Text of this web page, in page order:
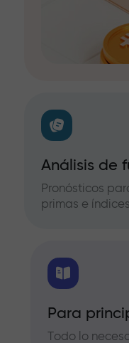
Análisis de
Pronósticos
primas e índices
Para
Todo lo